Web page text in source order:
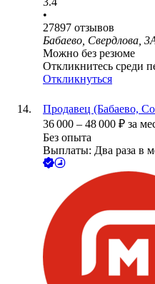
•
27897 отзывов
Бабаево, Свердлова,
Можно без резюме
Откликнитесь среди
Откликнуться
Продавец (Бабаево,
36 000 – 48 000 ₽ за
Без опыта
Выплаты: Два раза в